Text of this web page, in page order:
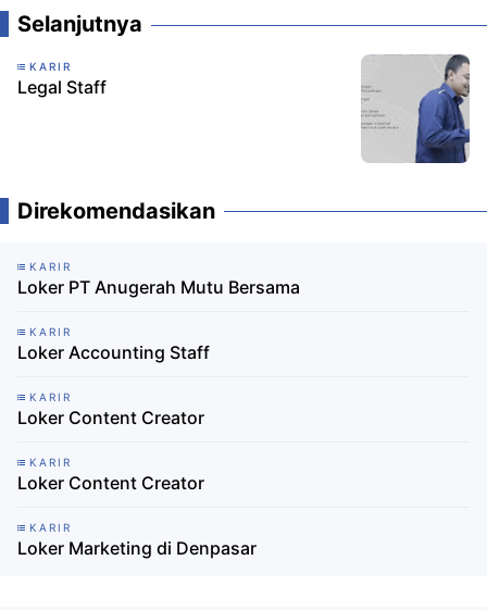
Selanjutnya
KARIR
Legal Staff
Direkomendasikan
KARIR
Loker PT Anugerah Mutu Bersama
KARIR
Loker Accounting Staff
KARIR
Loker Content Creator
KARIR
Loker Content Creator
KARIR
Loker Marketing di Denpasar